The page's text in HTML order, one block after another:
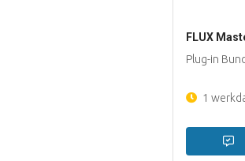
FLUX
Plug-in
1